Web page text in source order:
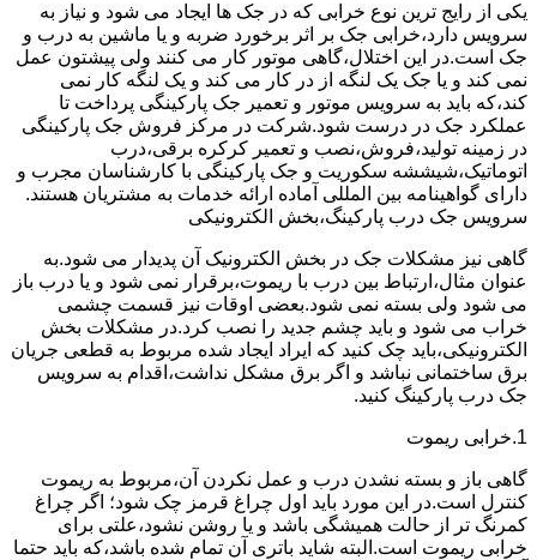
یکی از رایج ترین نوع خرابی که در جک ها ایجاد می شود و نیاز به
سرویس دارد،خرابی جک بر اثر برخورد ضربه و یا ماشین به درب و
جک است.در این اختلال،گاهی موتور کار می کنند ولی پیشتون عمل
نمی کند و یا جک یک لنگه از در کار می کند و یک لنگه کار نمی
کند،که باید به سرویس موتور و تعمیر جک پارکینگی پرداخت تا
عملکرد جک در درست شود.شرکت در مرکز فروش جک پارکینگی
در زمینه تولید،فروش،نصب و تعمیر کرکره برقی،درب
اتوماتیک،شیششه سکوریت و جک پارکینگی با کارشناسان مجرب و
دارای گواهینامه بین المللی آماده ارائه خدمات به مشتریان هستند.
سرویس جک درب پارکینگ،بخش الکترونیکی
گاهی نیز مشکلات جک در بخش الکترونیک آن پدیدار می شود.به
عنوان مثال،ارتباط بین درب با ریموت،برقرار نمی شود و یا درب باز
می شود ولی بسته نمی شود.بعضی اوقات نیز قسمت چشمی
خراب می شود و باید چشم جدید را نصب کرد.در مشکلات بخش
الکترونیکی،باید چک کنید که ایراد ایجاد شده مربوط به قطعی جریان
برق ساختمانی نباشد و اگر برق مشکل نداشت،اقدام به سرویس
جک درب پارکینگ کنید.
1.خرابی ریموت
گاهی باز و بسته نشدن درب و عمل نکردن آن،مربوط به ریموت
کنترل است.در این مورد باید اول چراغ قرمز چک شود؛ اگر چراغ
کمرنگ تر از حالت همیشگی باشد و یا روشن نشود،علتی برای
خرابی ریموت است.البته شاید باتری آن تمام شده باشد،که باید حتما